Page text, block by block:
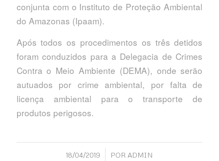
conjunta com o Instituto de Proteção Ambiental
do Amazonas (Ipaam).
Após todos os procedimentos os três detidos
foram conduzidos para a Delegacia de Crimes
Contra o Meio Ambiente (DEMA), onde serão
autuados por crime ambiental, por falta de
licença ambiental para o transporte de
produtos perigosos.
18/04/2019
/ POR ADMIN